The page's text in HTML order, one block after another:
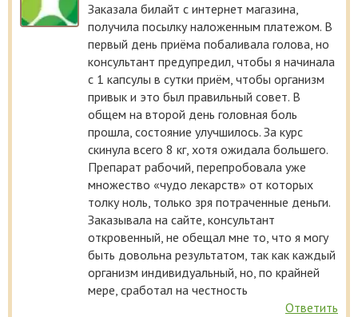
Заказала билайт с интернет магазина,
получила посылку наложенным платежом. В
первый день приёма побаливала голова, но
консультант предупредил, чтобы я начинала
с 1 капсулы в сутки приём, чтобы организм
привык и это был правильный совет. В
общем на второй день головная боль
прошла, состояние улучшилось. За курс
скинула всего 8 кг, хотя ожидала большего.
Препарат рабочий, перепробовала уже
множество «чудо лекарств» от которых
толку ноль, только зря потраченные деньги.
Заказывала на сайте, консультант
откровенный, не обещал мне то, что я могу
быть довольна результатом, так как каждый
организм индивидуальный, но, по крайней
мере, сработал на честность
Ответить